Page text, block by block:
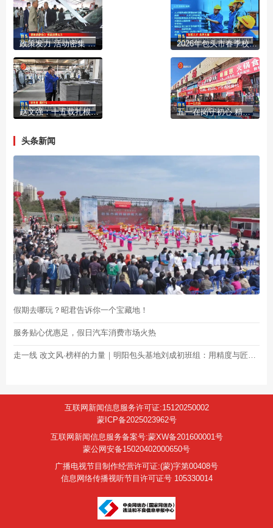
政策发力 活动密集 假日消费热力升腾 2026年包头市春季校园招才引智专场引才活动走进太原理工大学
赵文强：十五载扎根一线 从“稀土小白”到“行业翘楚” 五一在岗守初心 精管细护勇担当
头条新闻
假期去哪玩？昭君告诉你一个宝藏地！
服务贴心优惠足，假日汽车消费市场火热
互联网新闻信息服务许可证:15120250002
蒙ICP备2025023962号
互联网新闻信息服务备案号:蒙XW备201600001号
蒙公网安备15020402000650号
广播电视节目制作经营许可证:(蒙)字第00408号
信息网络传播视听节目许可证号 105330014